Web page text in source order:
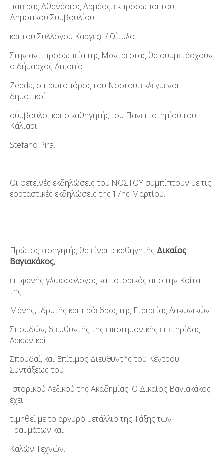
πατέρας Αθανάσιος Αρμάος, εκπρόσωποι του
Δημοτικού Συμβουλίου
και του Συλλόγου Καργέζε / Οίτυλο.
Στην αντιπροσωπεία της Μοντρέστας θα συμμετάσχουν
ο δήμαρχος Antonio
Zedda, ο πρωτοπόρος του Νόστου, εκλεγμένοι
δημοτικοί
σύμβουλοι και ο καθηγητής του Πανεπιστημίου του
Κάλιαρι
Stefano Pira.
Οι φετεινές εκδηλώσεις του ΝΟΣΤΟΥ συμπίπτουν με τις
εορταστικές εκδηλώσεις της 17ης Μαρτίου.
Πρώτος εισηγητής θα είναι ο καθηγητής Δικαίος
Βαγιακάκος,
επιφανής γλωσσολόγος και ιστορικός από την Κοίτα
της
Μάνης, ιδρυτής και πρόεδρος της Εταιρείας Λακωνικών
Σπουδών, διευθυντής της επιστημονικής επετηρίδας
Λακωνικαί
Σπουδαί, και Επίτιμος Διευθυντής του Κέντρου
Συντάξεως του
Ιστορικού Λεξικού της Ακαδημίας. Ο Δικαίος Βαγιακάκος
έχει
τιμηθεί με το αργυρό μετάλλιο της Τάξης των
Γραμμάτων και
Καλών Τεχνών.